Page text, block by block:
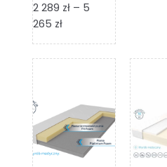
2 289 zł – 5
265 złZakres
od
do
5
265 zł